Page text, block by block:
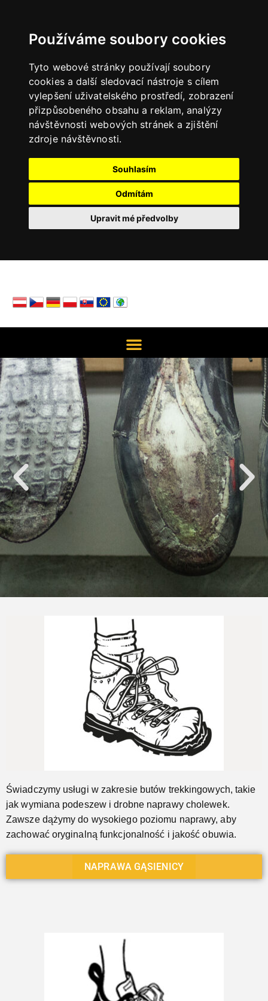
Používáme soubory cookies
Tyto webové stránky používají soubory
cookies a další sledovací nástroje s cílem
vylepšení uživatelského prostředí, zobrazení
přizpůsobeného obsahu a reklam, analýzy
návštěvnosti webových stránek a zjištění
zdroje návštěvnosti.
Souhlasím
Odmítám
Upravit mé předvolby
Naprawimy Twoje buty trekkingowe
Jeszcze...
Świadczymy usługi w zakresie butów trekkingowych, takie
jak wymiana podeszew i drobne naprawy cholewek.
Zawsze dążymy do wysokiego poziomu naprawy, aby
zachować oryginalną funkcjonalność i jakość obuwia.
NAPRAWA GĄSIENICY